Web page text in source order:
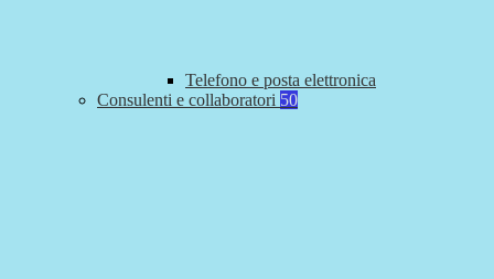
Telefono e posta elettronica
Consulenti e collaboratori 50